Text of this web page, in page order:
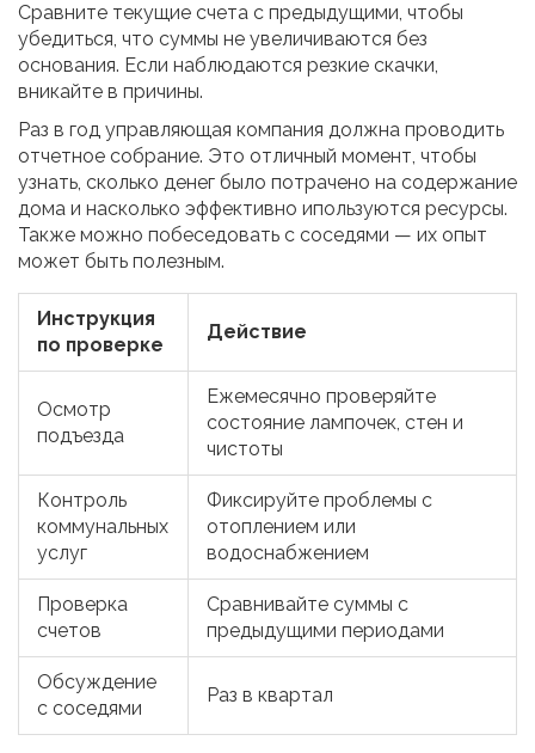
Сравните текущие счета с предыдущими, чтобы
убедиться, что суммы не увеличиваются без
основания. Если наблюдаются резкие скачки,
вникайте в причины.
Раз в год управляющая компания должна проводить
отчетное собрание. Это отличный момент, чтобы
узнать, сколько денег было потрачено на содержание
дома и насколько эффективно ипользуются ресурсы.
Также можно побеседовать с соседями — их опыт
может быть полезным.
Инструкция
по проверке
Действие
Осмотр
подъезда
Ежемесячно проверяйте
состояние лампочек, стен и
чистоты
Контроль
коммунальных
услуг
Фиксируйте проблемы с
отоплением или
водоснабжением
Проверка
счетов
Сравнивайте суммы с
предыдущими периодами
Обсуждение
с соседями
Раз в квартал